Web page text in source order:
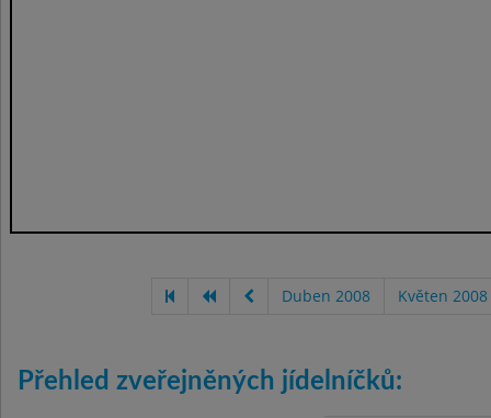
Duben 2008 Květen 2008
Přehled zveřejněných jídelníčků: